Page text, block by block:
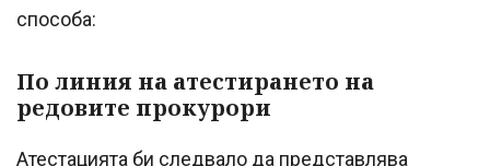
способа:
По линия на атестирането на
редовите прокурори
Атестацията би следвало да представлява